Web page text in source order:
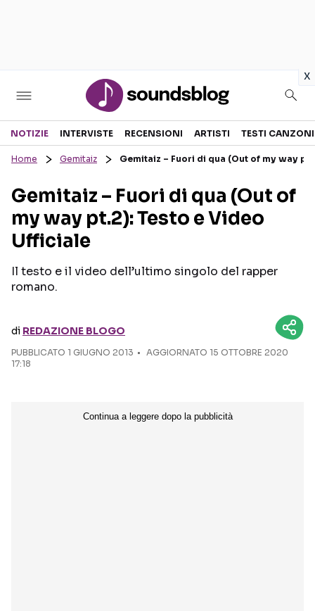
x
Sezioni
RECENSIONI MUSICALI
INTERVISTE
GOSSIP E CURIOSITÀ
TESTI CANZONI
TOUR ED EVENTI
Seguici sui social
NOTIZIE INTERVISTE RECENSIONI ARTISTI TESTI CANZONI
Home Gemitaiz Gemitaiz – Fuori di qua (Out of my way
Gemitaiz – Fuori di qua (Out of
my way pt.2): Testo e Video
Ufficiale
Il testo e il video dell’ultimo singolo del rapper
romano.
di REDAZIONE BLOGO
PUBBLICATO 1 GIUGNO 2013
AGGIORNATO 15 OTTOBRE 2020
17:18